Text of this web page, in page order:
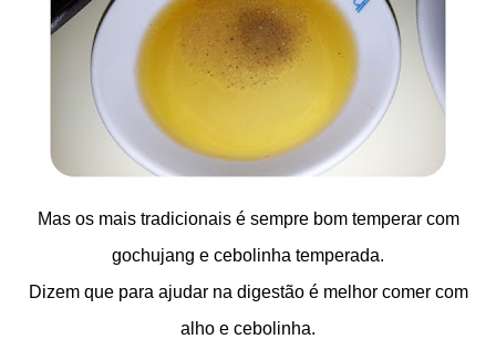
Mas os mais tradicionais é sempre bom temperar com
gochujang e cebolinha temperada.
Dizem que para ajudar na digestão é melhor comer com
alho e cebolinha.